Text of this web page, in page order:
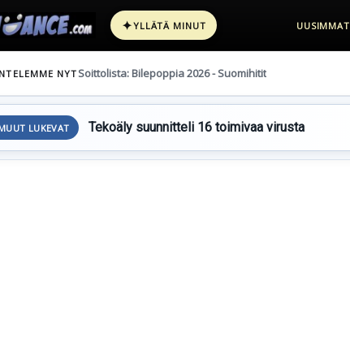
✦YLLÄTÄ MINUT UUSIMMAT
NYTSoittolista: Bilepoppia 2026 - Suomihitit
LUKEVAT Tekoäly suunnitteli 16 toimivaa virusta